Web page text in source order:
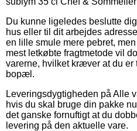
Du kunne ligeledes beslutte
hus eller til dit arbejdes
en lille smule mere pebret,
mest letkøbte fragtmetode vil
varerne, hvilket kræver at du
bopæl.
Leveringsdygtigheden på Alle
hvis du skal bruge din pakke
det ganske fornuftigt at du
levering på den aktuelle vare.